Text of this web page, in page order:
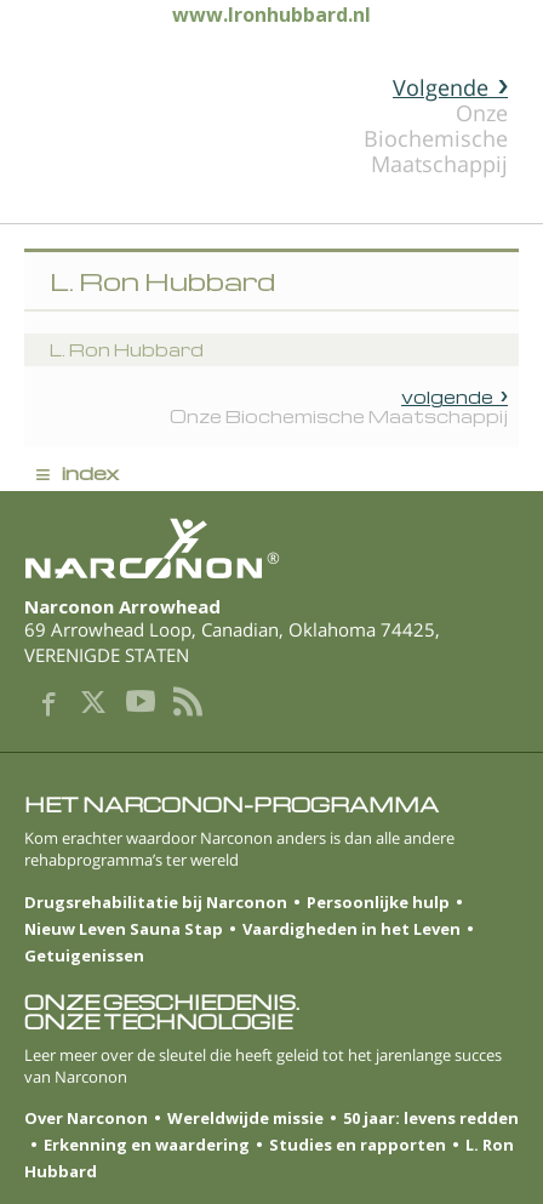
www.lronhubbard.nl
Volgende
Onze
Biochemische
Maatschappij
L. Ron Hubbard
L. Ron Hubbard
volgende
Onze Biochemische Maatschappij
≡ index
®
Narconon Arrowhead
69 Arrowhead Loop, Canadian, Oklahoma 74425,
VERENIGDE STATEN
HET NARCONON-PROGRAMMA
Kom erachter waardoor Narconon anders is dan alle andere
rehabprogramma’s ter wereld
Drugsrehabilitatie bij Narconon
Persoonlijke hulp
Nieuw Leven Sauna Stap
Vaardigheden in het Leven
Getuigenissen
ONZE GESCHIEDENIS.
ONZE TECHNOLOGIE
Leer meer over de sleutel die heeft geleid tot het jarenlange succes
van Narconon
Over Narconon
Wereldwijde missie
50 jaar: levens redden
Erkenning en waardering
Studies en rapporten
L. Ron
Hubbard